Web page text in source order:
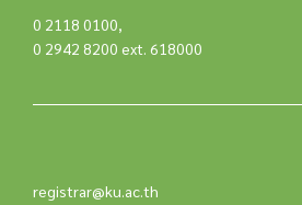
0 2118 0100,
0 2942 8200 ext. 618000
registrar@ku.ac.th